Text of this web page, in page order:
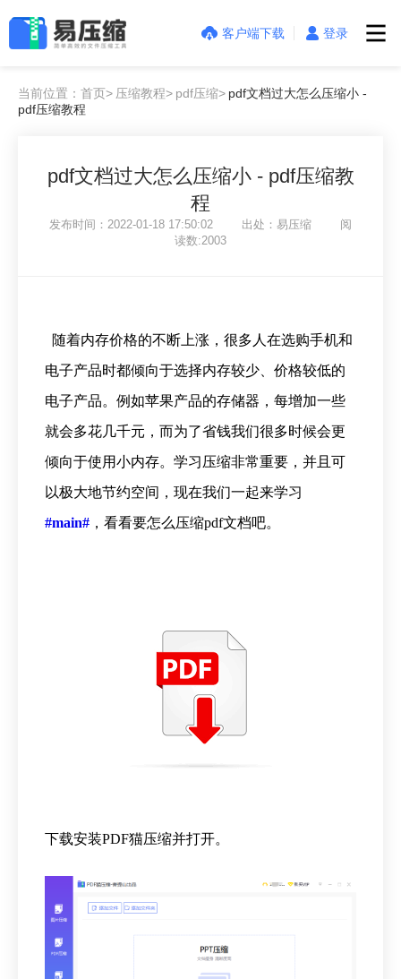
客户端下载 登录
当前位置：首页> 压缩教程> pdf压缩> pdf文档过大怎么压缩小 -
pdf压缩教程
pdf文档过大怎么压缩小 - pdf压缩教
程
发布时间：2022-01-18 17:50:02 出处：易压缩 阅
读数:2003
随着内存价格的不断上涨，很多人在选购手机和
电子产品时都倾向于选择内存较少、价格较低的
电子产品。例如苹果产品的存储器，每增加一些
就会多花几千元，而为了省钱我们很多时候会更
倾向于使用小内存。学习压缩非常重要，并且可
以极大地节约空间，现在我们一起来学习
#main# ，看看要怎么压缩pdf文档吧。
下载安装PDF猫压缩并打开。